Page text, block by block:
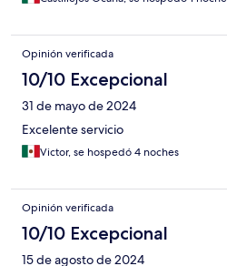
Opinión verificada
10/10 Excepcional
31 de mayo de 2024
Excelente servicio
Victor, se hospedó 4 noches
Opinión verificada
10/10 Excepcional
15 de agosto de 2024